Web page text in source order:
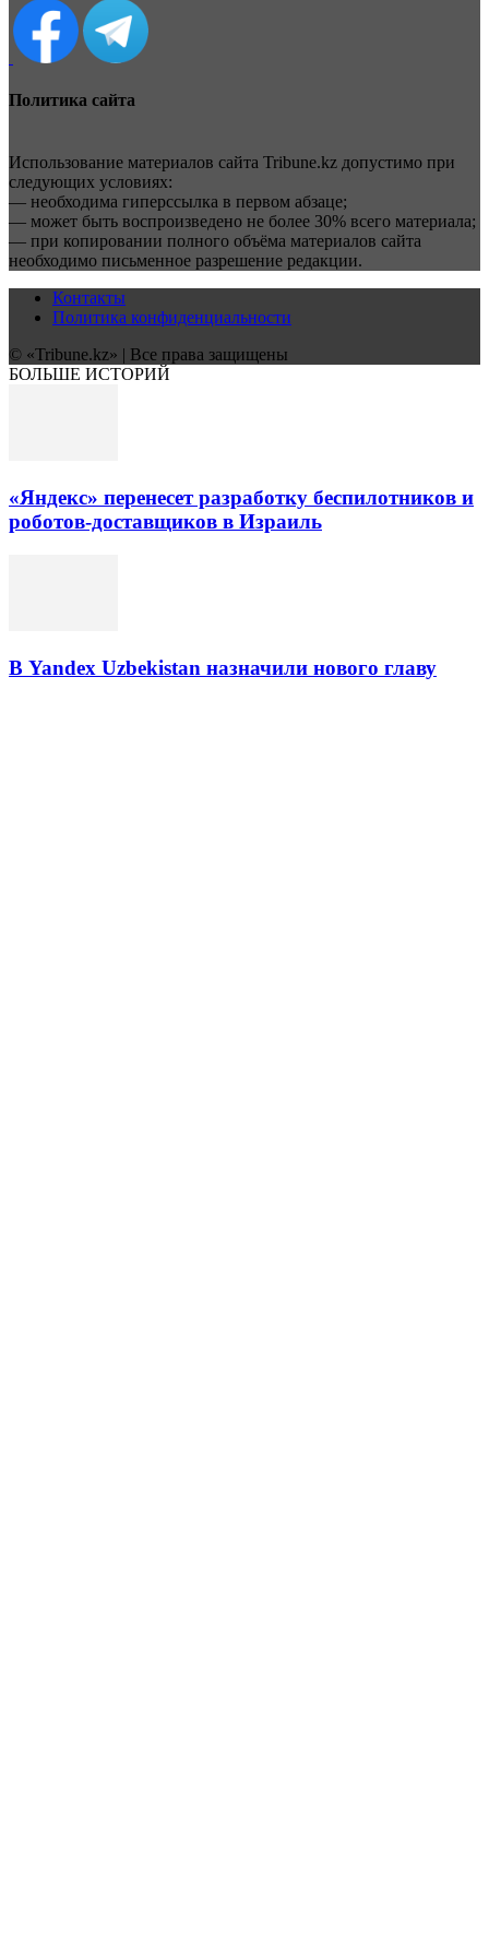
Политика сайта
Использование материалов сайта Tribune.kz допустимо при
следующих условиях:
— необходима гиперссылка в первом абзаце;
— может быть воспроизведено не более 30% всего материала;
— при копировании полного объёма материалов сайта
необходимо письменное разрешение редакции.
Контакты
Политика конфиденциальности
© «Tribune.kz» | Все права защищены
БОЛЬШЕ ИСТОРИЙ
«Яндекс» перенесет разработку беспилотников и
роботов-доставщиков в Израиль
В Yandex Uzbekistan назначили нового главу